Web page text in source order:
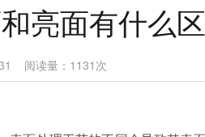
亮面有什么
阅读量： 1131 次